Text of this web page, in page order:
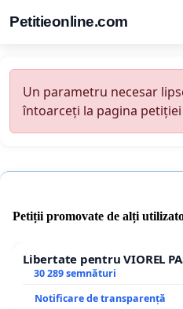
Petitieonline.com
Un parametru necesar
întoarceți la pagina
Petiții promovate de alți
Libertate pentru VIOREL
30 289 semnături
Notificare de transparență